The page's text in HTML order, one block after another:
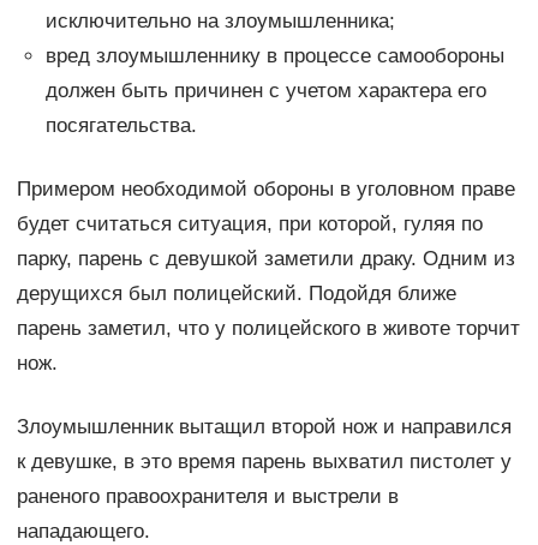
исключительно на злоумышленника;
вред злоумышленнику в процессе самообороны
должен быть причинен с учетом характера его
посягательства.
Примером необходимой обороны в уголовном праве
будет считаться ситуация, при которой, гуляя по
парку, парень с девушкой заметили драку. Одним из
дерущихся был полицейский. Подойдя ближе
парень заметил, что у полицейского в животе торчит
нож.
Злоумышленник вытащил второй нож и направился
к девушке, в это время парень выхватил пистолет у
раненого правоохранителя и выстрели в
нападающего.